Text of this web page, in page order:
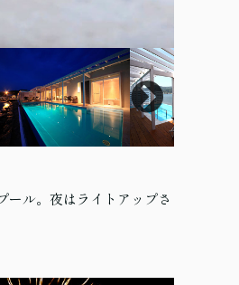
ール。夜はライトアップさ